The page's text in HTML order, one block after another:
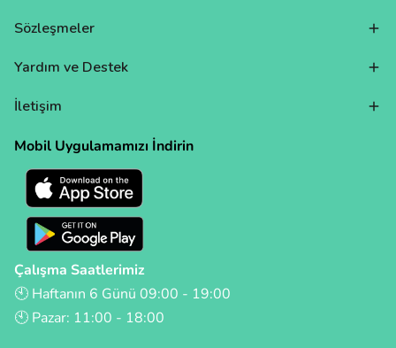
Sözleşmeler
Yardım ve Destek
İletişim
Mobil Uygulamamızı İndirin
Çalışma Saatlerimiz
🕙 Haftanın 6 Günü 09:00 - 19:00
🕙 Pazar: 11:00 - 18:00